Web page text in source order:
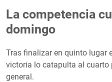
La competencia
domingo
Tras finalizar en quinto lugar
victoria lo catapulta al cuarto
general.